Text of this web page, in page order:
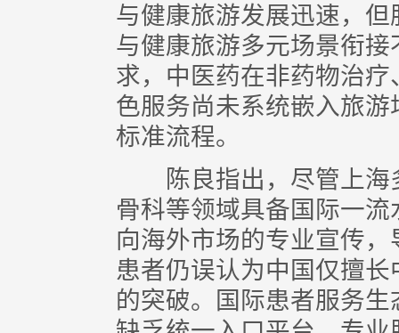
与健康旅游发展迅速，
与健康旅游多元场景衔
求，中医药在非药物治
色服务尚未系统嵌入旅
标准流程。
陈良指出，尽管上海
骨科等领域具备国际一
向海外市场的专业宣传
患者仍误认为中国仅擅
的突破。国际患者服务